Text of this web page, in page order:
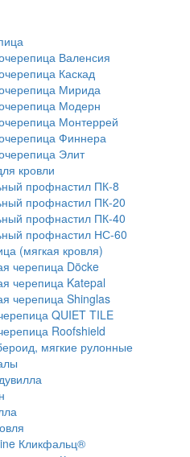
Валенсия
Каскад
Мирида
Модерн
Монтеррей
Финнера
Элит
кровли
профнастил ПК-8
профнастил ПК-20
профнастил ПК-40
профнастил НС-60
(мягкая кровля)
черепица Döcke
черепица Katepal
черепица Shinglas
QUIET TILE
Roofshield
мягкие рулонные
Кликфальц®